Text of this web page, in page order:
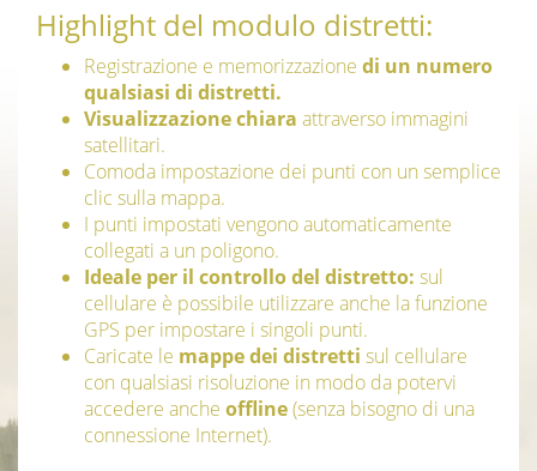
Highlight del modulo distretti:
Registrazione e memorizzazione di un numero
qualsiasi di distretti.
Visualizzazione chiara attraverso immagini
satellitari.
Comoda impostazione dei punti con un semplice
clic sulla mappa.
I punti impostati vengono automaticamente
collegati a un poligono.
Ideale per il controllo del distretto: sul
cellulare è possibile utilizzare anche la funzione
GPS per impostare i singoli punti.
Caricate le mappe dei distretti sul cellulare
con qualsiasi risoluzione in modo da potervi
accedere anche offline(senza bisogno di una
connessione Internet).